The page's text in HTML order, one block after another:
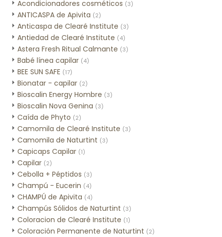
Acondicionadores cosméticos (3)
ANTICASPA de Apivita (2)
Anticaspa de Clearé Institute (3)
Antiedad de Clearé Institute (4)
Astera Fresh Ritual Calmante (3)
Babé línea capilar (4)
BEE SUN SAFE (17)
Bionatar - capilar (2)
Bioscalin Energy Hombre (3)
Bioscalin Nova Genina (3)
Caída de Phyto (2)
Camomila de Clearé Institute (3)
Camomila de Naturtint (3)
Capicaps Capilar (1)
Capilar (2)
Cebolla + Péptidos (3)
Champú - Eucerin (4)
CHAMPÚ de Apivita (4)
Champús Sólidos de Naturtint (3)
Coloracion de Clearé Institute (1)
Coloración Permanente de Naturtint (2)